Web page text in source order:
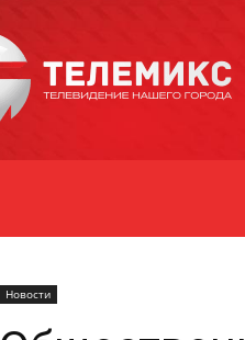
Уссурийска
Новости